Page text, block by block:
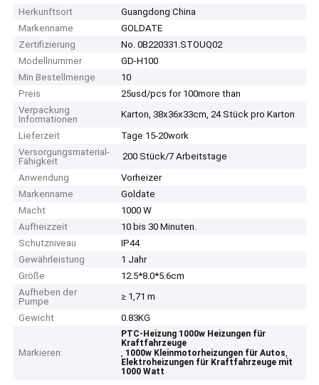
Herkunftsort
Guangdong China
Markenname
GOLDATE
Zertifizierung
No. 0B220331.STOUQ02
Modellnummer
GD-H100
Min Bestellmenge
10
Preis
25usd/pcs for 100more than
Verpackung
Informationen
Karton, 38x36x33cm, 24 Stück pro Karton
Lieferzeit
Tage 15-20work
Versorgungsmaterial-
Fähigkeit
200 Stück/7 Arbeitstage
Anwendung
Vorheizer
Markenname
Goldate
Macht
1000 W
Aufheizzeit
10 bis 30 Minuten.
Schutzniveau
IP44
Gewährleistung
1 Jahr
Größe
12.5*8.0*5.6cm
Aufheben der
Pumpe
≥ 1,71 m
Gewicht
0.83KG
Markieren:
PTC-Heizung 1000w Heizungen für
Kraftfahrzeuge
, 1000w Kleinmotorheizungen für Autos,
Elektroheizungen für Kraftfahrzeuge mit
1000 Watt